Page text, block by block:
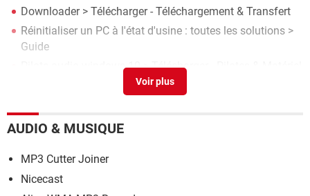
Downloader> Télécharger - Téléchargement & Transfert
Réinitialiser un PC à l'état d'usine : toutes les solutions >
Guide
Pilote audio windows 10> Télécharger - Pilotes & Matériel
Mode sans échec Windows 10 : démarrer un PC qui ne
AUDIO & MUSIQUE
MP3 Cutter Joiner
Nicecast